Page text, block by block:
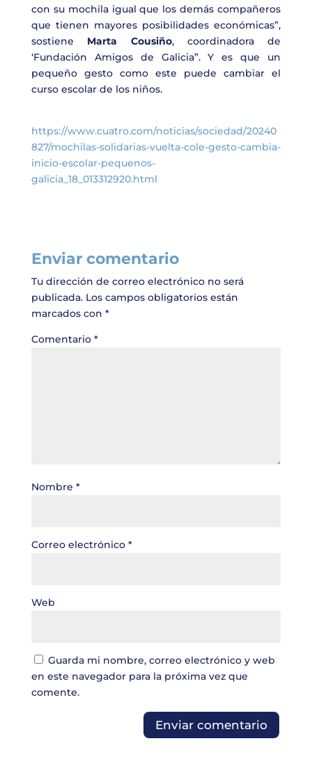
con su mochila igual que los demás compañeros
que tienen mayores posibilidades económicas”,
sostiene Marta Cousiño, coordinadora de
‘Fundación Amigos de Galicia”. Y es que un
pequeño gesto como este puede cambiar el
curso escolar de los niños.
https://www.cuatro.com/noticias/sociedad/20240
827/mochilas-solidarias-vuelta-cole-gesto-cambia-
inicio-escolar-pequenos-
galicia_18_013312920.html
Enviar comentario
Tu dirección de correo electrónico no será
publicada. Los campos obligatorios están
marcados con *
Comentario *
Nombre *
Correo electrónico *
Web
Guarda mi nombre, correo electrónico y web
en este navegador para la próxima vez que
comente.